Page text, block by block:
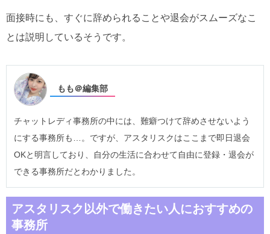
面接時にも、すぐに辞められることや退会がスムーズなこ
とは説明しているそうです。
もも＠編集部
チャットレディ事務所の中には、難癖つけて辞めさせないよう
にする事務所も…。ですが、アスタリスクはここまで即日退会
OKと明言しており、自分の生活に合わせて自由に登録・退会が
できる事務所だとわかりました。
アスタリスク以外で働きたい人におすすめの
事務所